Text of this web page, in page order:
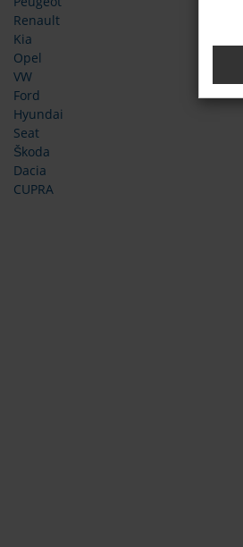
Renault
Kia
Opel
VW
Ford
Hyundai
Seat
Škoda
Dacia
CUPRA